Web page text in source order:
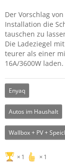
Der Vorschlag
Installation die
tauschen zu
Die Ladeziegel
teurer als einer
16A/3600W laden.
Enyaq
Autos im Haushalt
Wallbox + PV +
1 1